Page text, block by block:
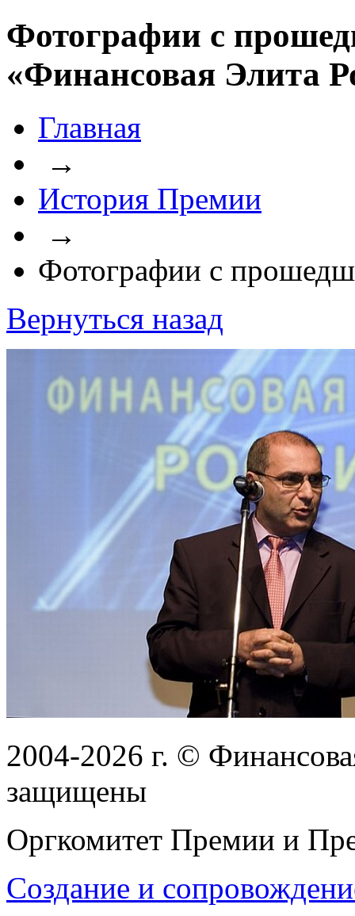
Фотографии с
«Финансовая Элита
Главная
→
История Премии
→
Фотографии с
Вернуться назад
2004-2026 г. ©
защищены
Оргкомитет Премии и
Создание и